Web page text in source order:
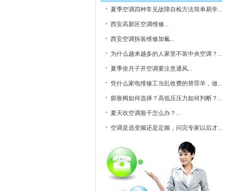
夏季空调四种常见故障自检方法简单易学...
西安高新区空调维修...
西安空调拆装维修加氟...
为什么越来越多的人家里不装中央空调？...
夏季坐月子开空调要注意通风...
凭什么家电维修工当乱收费的替罪羊，做...
膨胀阀如何选择？高低压压力如何判断？...
夏天吹空调脸干怎么办？...
空调是选变频还是定频，问完专家以后才...